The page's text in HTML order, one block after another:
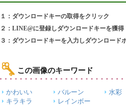
１：ダウンロードキーの取得をクリック
２：LINE@に登録しダウンロードキーを獲得
３：ダウンロードキーを入力しダウンロード
この画像のキーワード
かわいい バルーン 水彩
キラキラ
レインボー